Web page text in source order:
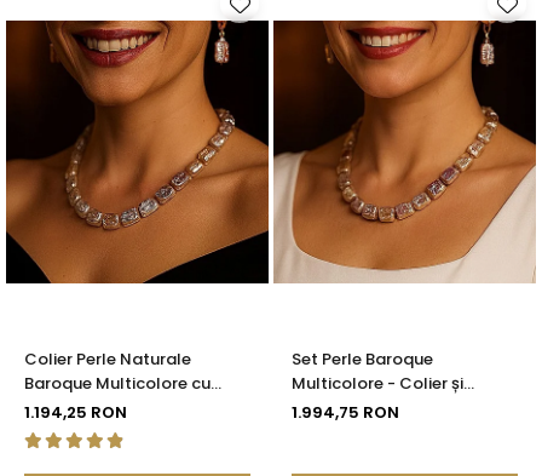
Colier Perle Naturale
Baroque Multicolore cu
Închizătoare Aur 14K (aur
585) | KASKADDA®
1.194,25 RON
Set Perle Baroque
Multicolore - Colier și
Cercei, Aur Galben 14K |
1.994,75 RON